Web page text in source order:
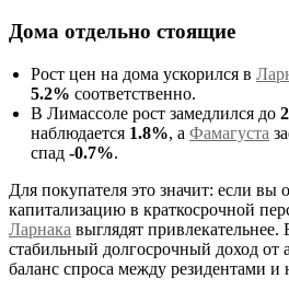
Дома отдельно стоящие
Рост цен на дома ускорился в
5.2% соответственно.
В Лимассоле рост замедлился до
наблюдается 1.8%, а Фамагуста
спад -0.7%.
Для покупателя это значит: если вы
капитализацию в краткосрочной
Ларнака выглядят
стабильный долгосрочный доход от
баланс спроса между резидентами и